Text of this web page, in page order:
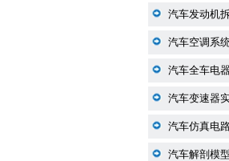
汽车发动机
汽车空调系
汽车全车电
汽车变速器
汽车仿真电
汽车解剖模型